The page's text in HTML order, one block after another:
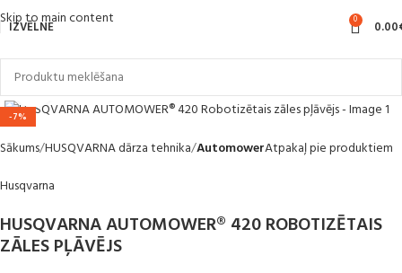
Skip to main content
IZVĒLNE 0 0.00
-7%
Sākums HUSQVARNA dārza tehnika AutomowerAtpakaļ pie produktiem
Husqvarna
HUSQVARNA AUTOMOWER® 420 ROBOTIZĒTAIS
ZĀLES PĻĀVĒJS